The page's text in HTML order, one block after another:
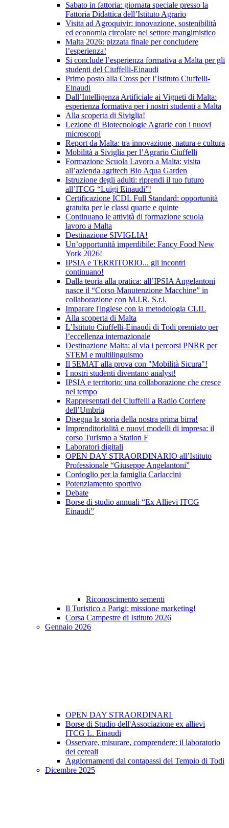
Sabato in fattoria: giornata speciale presso la
Fattoria Didattica dell’Istituto Agrario
Visita ad Agroquivir: innovazione, sostenibilità
ed economia circolare nel settore mangimistico
Malta 2026: pizzata finale per concludere
l’esperienza!
Si conclude l’esperienza formativa a Malta per gli
studenti del Ciuffelli-Einaudi
Primo posto alla Cross per l’Istituto Ciuffelli-
Einaudi
Dall’Intelligenza Artificiale ai Vigneti di Malta:
esperienza formativa per i nostri studenti a Malta
Alla scoperta di Siviglia!
Lezione di Biotecnologie Agrarie con i nuovi
microscopi
Report da Malta: tra innovazione, natura e cultura
Mobilità a Siviglia per l’Agrario Ciuffelli
Formazione Scuola Lavoro a Malta: visita
all’azienda agritech Bio Aqua Garden
Istruzione degli adulti: riprendi il tuo futuro
all’ITCG “Luigi Einaudi”!
Certificazione ICDL Full Standard: opportunità
gratuita per le classi quarte e quinte
Continuano le attività di formazione scuola
lavoro a Malta
Destinazione SIVIGLIA!
Un’opportunità imperdibile: Fancy Food New
York 2026!
IPSIA e TERRITORIO... gli incontri
continuano!
Dalla teoria alla pratica: all’IPSIA Angelantoni
nasce il “Corso Manutenzione Macchine” in
collaborazione con M.I.R. S.r.l.
Imparare l'inglese con la metodologia CLIL
Alla scoperta di Malta
L’Istituto Ciuffelli-Einaudi di Todi premiato per
l’eccellenza internazionale
Destinazione Malta: al via i percorsi PNRR per
STEM e multilinguismo
Il 5EMAT alla prova con "Mobilità Sicura"!
I nostri studenti diventano analyst!
IPSIA e territorio: una collaborazione che cresce
nel tempo
Rappresentati del Ciuffelli a Radio Corriere
dell’Umbria
Disegna la storia della nostra prima birra!
Imprenditorialità e nuovi modelli di impresa: il
corso Turismo a Station F
Laboratori digitali
OPEN DAY STRAORDINARIO all’Istituto
Professionale “Giuseppe Angelantoni”
Cordoglio per la famiglia Carlaccini
Potenziamento sportivo
Debate
Borse di studio annuali “Ex Allievi ITCG
Einaudi”
Riconoscimento sementi
Il Turistico a Parigi: missione marketing!
Corsa Campestre di Istituto 2026
Gennaio 2026
OPEN DAY STRAORDINARI
Borse di Studio dell'Associazione ex allievi
ITCG L. Einaudi
Osservare, misurare, comprendere: il laboratorio
dei cereali
Aggiornamenti dal contapassi del Tempio di Todi
Dicembre 2025